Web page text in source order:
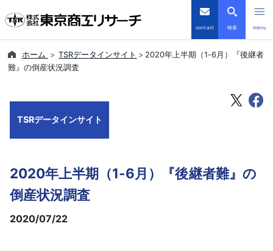
contact 検索 menu
ホーム TSRデータインサイト
2020年上半期（1-6月）『後継者
難』の倒産状況調査
TSRデータインサイト
2020年上半期（1-6月）『後継者難』の
倒産状況調査
2020/07/22